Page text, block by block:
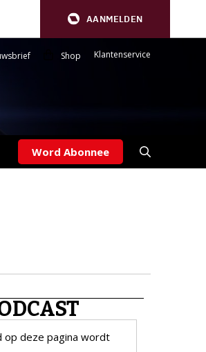
AANMELDEN
Shop Klantenservice
Word Abonnee
op deze pagina wordt